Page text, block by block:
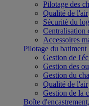
Pilotage des
Qualité de l'air
Sécurité du
Centralisation
Accessoires
Pilotage du batiment
Gestion de
Gestion des
Gestion du
Qualité de l'air
Gestion de la
Boîte